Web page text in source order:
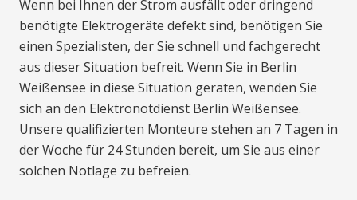
Wenn bei Ihnen der Strom ausfällt oder dringend
benötigte Elektrogeräte defekt sind, benötigen Sie
einen Spezialisten, der Sie schnell und fachgerecht
aus dieser Situation befreit. Wenn Sie in Berlin
Weißensee in diese Situation geraten, wenden Sie
sich an den Elektronotdienst Berlin Weißensee.
Unsere qualifizierten Monteure stehen an 7 Tagen in
der Woche für 24 Stunden bereit, um Sie aus einer
solchen Notlage zu befreien.